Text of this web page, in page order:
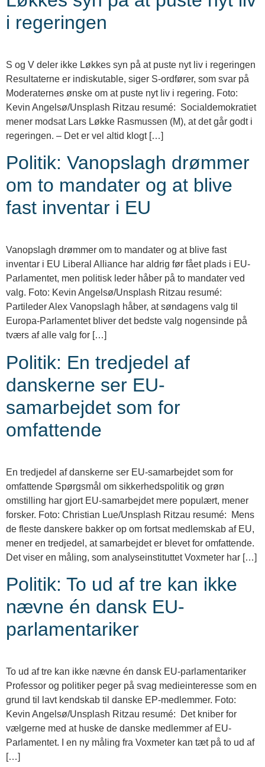
i regeringen
S og V deler ikke Løkkes syn på at puste nyt liv i regeringen
Resultaterne er indiskutable, siger S-ordfører, som svar på
Moderaternes ønske om at puste nyt liv i regering. Foto:
Kevin Angelsø/Unsplash Ritzau resumé: Socialdemokratiet
mener modsat Lars Løkke Rasmussen (M), at det går godt i
regeringen. – Det er vel altid klogt […]
Politik: Vanopslagh drømmer
om to mandater og at blive
fast inventar i EU
Vanopslagh drømmer om to mandater og at blive fast
inventar i EU Liberal Alliance har aldrig før fået plads i EU-
Parlamentet, men politisk leder håber på to mandater ved
valg. Foto: Kevin Angelsø/Unsplash Ritzau resumé:
Partileder Alex Vanopslagh håber, at søndagens valg til
Europa-Parlamentet bliver det bedste valg nogensinde på
tværs af alle valg for […]
Politik: En tredjedel af
danskerne ser EU-
samarbejdet som for
omfattende
En tredjedel af danskerne ser EU-samarbejdet som for
omfattende Spørgsmål om sikkerhedspolitik og grøn
omstilling har gjort EU-samarbejdet mere populært, mener
forsker. Foto: Christian Lue/Unsplash Ritzau resumé: Mens
de fleste danskere bakker op om fortsat medlemskab af EU,
mener en tredjedel, at samarbejdet er blevet for omfattende.
Det viser en måling, som analyseinstituttet Voxmeter har […]
Politik: To ud af tre kan ikke
nævne én dansk EU-
parlamentariker
To ud af tre kan ikke nævne én dansk EU-parlamentariker
Professor og politiker peger på svag medieinteresse som en
grund til lavt kendskab til danske EP-medlemmer. Foto:
Kevin Angelsø/Unsplash Ritzau resumé: Det kniber for
vælgerne med at huske de danske medlemmer af EU-
Parlamentet. I en ny måling fra Voxmeter kan tæt på to ud af
[…]